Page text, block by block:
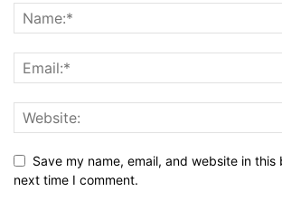
Save my name, email, and website in this
next time I comment.